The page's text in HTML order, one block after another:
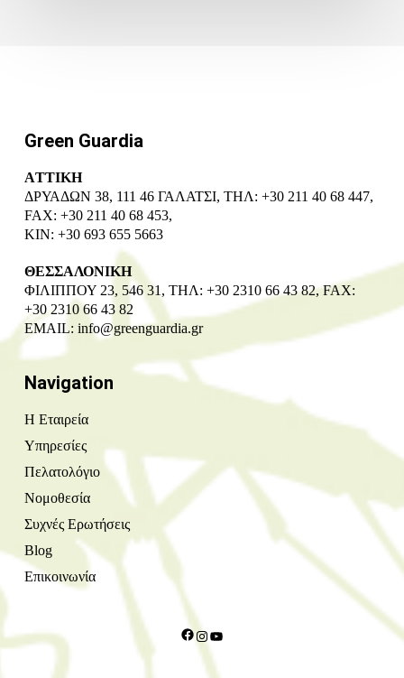
Green Guardia
ΑTTIKH
ΔΡΥΑΔΩΝ 38, 111 46 ΓΑΛΑΤΣΙ, ΤΗΛ: +30 211 40 68 447,
FAX: +30 211 40 68 453,
ΚΙΝ: +30 693 655 5663
ΘΕΣΣΑΛΟΝΙΚΗ
ΦΙΛΙΠΠΟΥ 23, 546 31, ΤΗΛ: +30 2310 66 43 82, FAX:
+30 2310 66 43 82
EMAIL: info@greenguardia.gr
Navigation
Η Εταιρεία
Υπηρεσίες
Πελατολόγιο
Νομοθεσία
Συχνές Ερωτήσεις
Blog
Επικοινωνία
Facebook
Instagram